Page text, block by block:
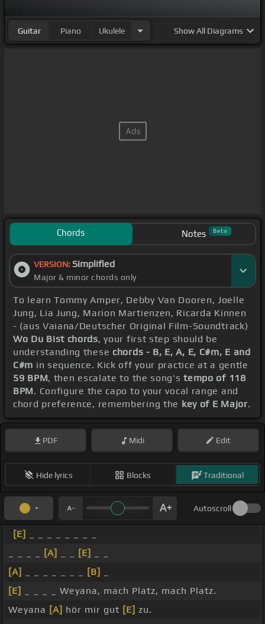
Guitar Piano Ukulele ShowAll Diagrams
Chords Notes Beta
VERSION: Simplified
Major & minor chords only
To learn Tommy Amper, Debby Van Dooren, Joelle
Jung, Lia Jung, Marion Martienzen, Ricarda Kinnen
- (aus Vaiana/Deutscher Original Film-Soundtrack)
Wo Du Bist chords, your first step should be
understanding these chords - B, E, A, E, C#m, E and
C#m in sequence. Kick off your practice at a gentle
59 BPM, then escalate to the song'stempo of 118
BPM. Configure the capo to your vocal range and
chord preference, remembering the key of E Major.
PDF Midi Edit
Hide lyrics Blocks Traditional
Autoscroll
[E]
[A] [E]
[A]
[B]
[E]
_ _ _ _ Weyana, mach Platz, mach Platz.
Weyana [A] hör mir gut [E] zu.